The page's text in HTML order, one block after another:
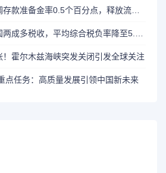
中国央行宣布下调存款准备金率0.5个百分点，释放流动性支持经济高质量发展
！霍尔木兹海峡突发关闭引发全球关注
点任务：高质量发展引领中国新未来